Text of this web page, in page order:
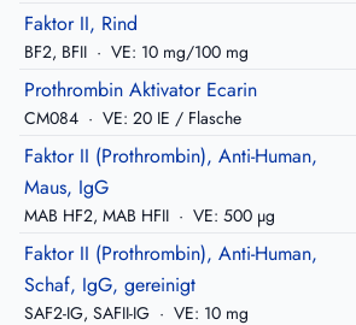
Faktor II, Rind
BF2, BFII · VE: 10 mg/100 mg
Prothrombin Aktivator Ecarin
CM084 · VE: 20 IE / Flasche
Faktor II (Prothrombin), Anti-Human,
Maus, IgG
MAB HF2, MAB HFII · VE: 500 µg
Faktor II (Prothrombin), Anti-Human,
Schaf, IgG, gereinigt
SAF2-IG, SAFII-IG · VE: 10 mg